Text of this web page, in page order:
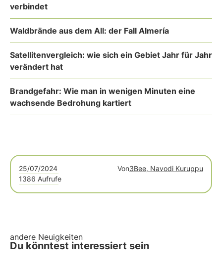
verbindet
Waldbrände aus dem All: der Fall Almería
Satellitenvergleich: wie sich ein Gebiet Jahr für Jahr
verändert hat
Brandgefahr: Wie man in wenigen Minuten eine
wachsende Bedrohung kartiert
25/07/2024 Von3Bee, Navodi Kuruppu
1386 Aufrufe
andere Neuigkeiten
Du könntest interessiert sein